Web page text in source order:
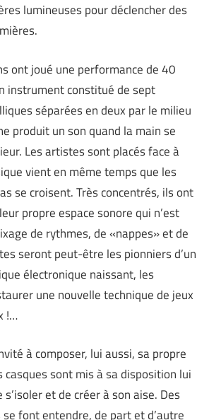
lumineuses pour déclencher des
ont joué une performance de 40
instrument constitué de sept
séparées en deux par le milieu
produit un son quand la main se
Les artistes sont placés face à
vient en même temps que les
se croisent. Très concentrés, ils ont
propre espace sonore qui n’est
de rythmes, de «nappes» et de
seront peut-être les pionniers d’un
électronique naissant, les
une nouvelle technique de jeux
!…
à composer, lui aussi, sa propre
casques sont mis à sa disposition lui
et de créer à son aise. Des
font entendre, de part et d’autre